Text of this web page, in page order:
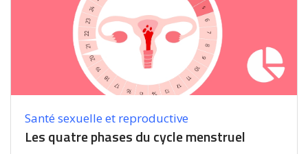
Santé sexuelle et reproductive
Les quatre phases du cycle menstruel